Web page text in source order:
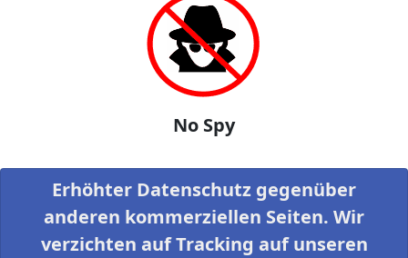
No Spy
Erhöhter Datenschutz gegenüber
anderen kommerziellen Seiten. Wir
verzichten auf Tracking auf unseren